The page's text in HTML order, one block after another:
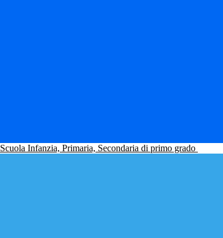
Scuola Infanzia, Primaria, Secondaria di primo grado